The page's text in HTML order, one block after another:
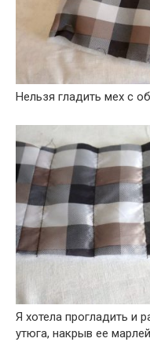
Нельзя гладить мех с
Я хотела прогладить и
утюга, накрыв ее